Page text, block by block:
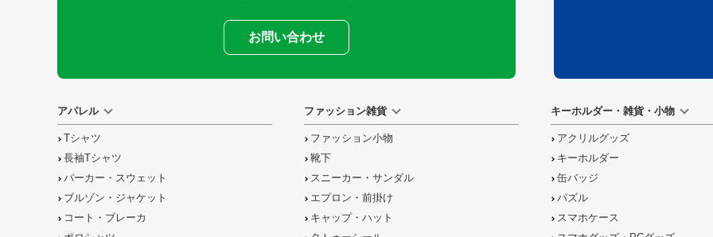
お問い合わせ
アパレル
Tシャツ
長袖Tシャツ
パーカー・スウェット
ブルゾン・ジャケット
コート・ブレーカ
ファッション雑貨
ファッション小物
靴下
スニーカー・サンダル
エプロン・前掛け
キャップ・ハット
キーホルダー・雑貨・小物
アクリルグッズ
キーホルダー
缶バッジ
パズル
スマホケース